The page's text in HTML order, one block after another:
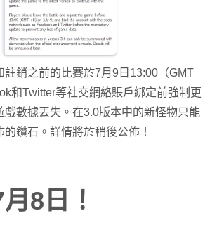
註銷之前的比賽於7月9日13:00（GMT
和Twitter等社交網絡賬戶綁定前強制更
戲數據丟失。在3.0版本中的新怪物只能
鑽石。詳情將於稍後公佈！
8日！